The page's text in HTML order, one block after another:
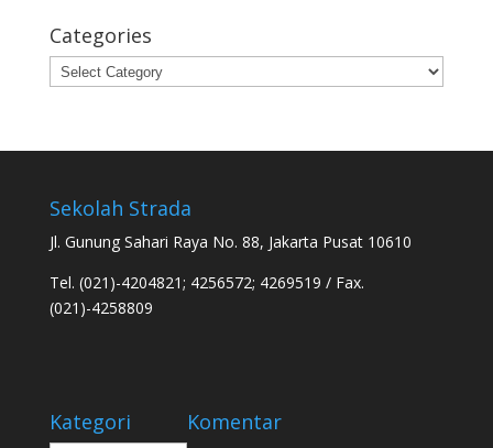
Categories
Categories
Sekolah Strada
Jl. Gunung Sahari Raya No. 88, Jakarta Pusat 10610
Tel. (021)-4204821; 4256572; 4269519 / Fax.
(021)-4258809
Kategori Komentar